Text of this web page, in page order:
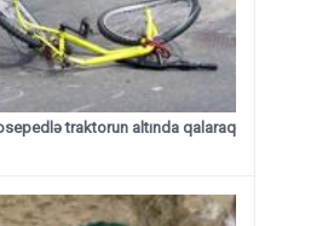
traktorun altında qalaraq